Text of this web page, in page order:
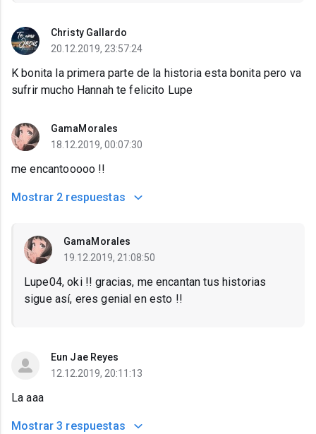
Christy Gallardo
20.12.2019, 23:57:24
K bonita la primera parte de la historia esta bonita pero va
sufrir mucho Hannah te felicito Lupe
GamaMorales
18.12.2019, 00:07:30
me encantooooo !!
Mostrar 2 respuestas
GamaMorales
19.12.2019, 21:08:50
Lupe04, oki !! gracias, me encantan tus historias
sigue así, eres genial en esto !!
Eun Jae Reyes
12.12.2019, 20:11:13
La aaa
Mostrar 3 respuestas